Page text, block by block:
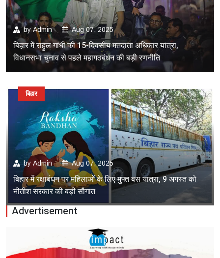
byAdmin Aug 07, 2025
बिहार में राहुल गांधी की 15-दिवसीय मतदाता अधिकार यात्रा,
विधानसभा चुनाव से पहले महागठबंधन की बड़ी रणनीति
by Admin Aug 07, 2025
बिहार में रक्षाबंधन पर महिलाओं के लिए मुफ्त बस यात्रा, 9 अगस्त को
नीतीश सरकार की बड़ी सौगात
बिहार
Advertisement